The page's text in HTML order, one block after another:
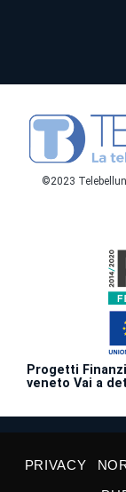
©2023
Progetti
veneto Vai a
PRIVACY